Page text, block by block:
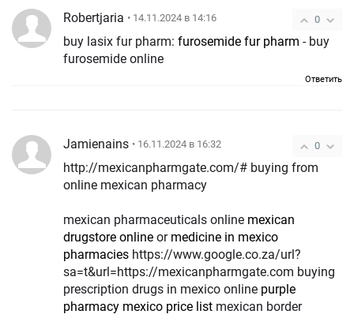
0
Robertjaria • 14.11.2024 в 14:16
buy lasix fur pharm: furosemide fur pharm - buy
furosemide online
Ответить
0
Jamienains • 16.11.2024 в 16:32
http://mexicanpharmgate.com/# buying from
online mexican pharmacy
mexican pharmaceuticals online mexican
drugstore online or medicine in mexico
pharmacies
sa=t&url=https://mexicanpharmgate.com buying
prescription drugs in mexico online purple
pharmacy mexico price list mexican border